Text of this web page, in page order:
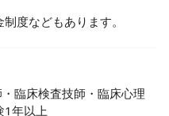
度などもあります。
臨床検査技師・臨床心理
1年以上